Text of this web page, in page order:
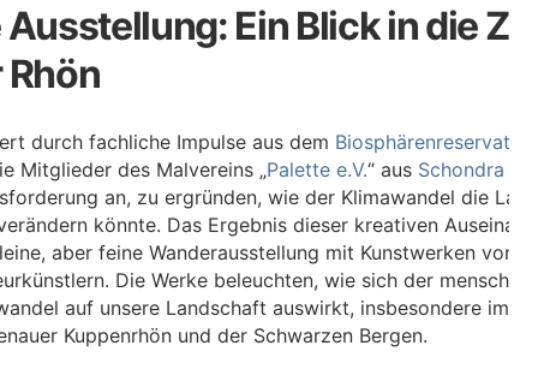
Ausstellung: Ein Blick in die
durch fachliche Impulse aus dem Biosphärenreservat
Mitglieder des Malvereins „Palette e.V.“ aus Schondra
an, zu ergründen, wie der Klimawandel die
könnte. Das Ergebnis dieser kreativen
aber feine Wanderausstellung mit Kunstwerken von
Die Werke beleuchten, wie sich der
auf unsere Landschaft auswirkt, insbesondere im
Kuppenrhön und der Schwarzen Bergen.